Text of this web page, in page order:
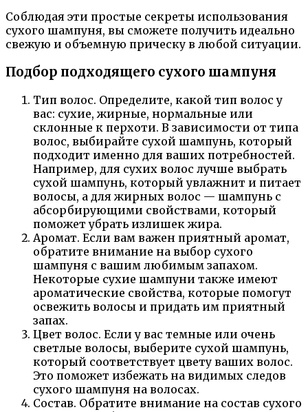
Соблюдая эти простые секреты использования
сухого шампуня, вы сможете получить идеально
свежую и объемную прическу в любой ситуации.
Подбор подходящего сухого шампуня
Тип волос. Определите, какой тип волос у
вас: сухие, жирные, нормальные или
склонные к перхоти. В зависимости от типа
волос, выбирайте сухой шампунь, который
подходит именно для ваших потребностей.
Например, для сухих волос лучше выбрать
сухой шампунь, который увлажнит и питает
волосы, а для жирных волос — шампунь с
абсорбирующими свойствами, который
поможет убрать излишек жира.
Аромат. Если вам важен приятный аромат,
обратите внимание на выбор сухого
шампуня с вашим любимым запахом.
Некоторые сухие шампуни также имеют
ароматические свойства, которые помогут
освежить волосы и придать им приятный
запах.
Цвет волос. Если у вас темные или очень
светлые волосы, выберите сухой шампунь,
который соответствует цвету ваших волос.
Это поможет избежать на видимых следов
сухого шампуня на волосах.
Состав. Обратите внимание на состав сухого